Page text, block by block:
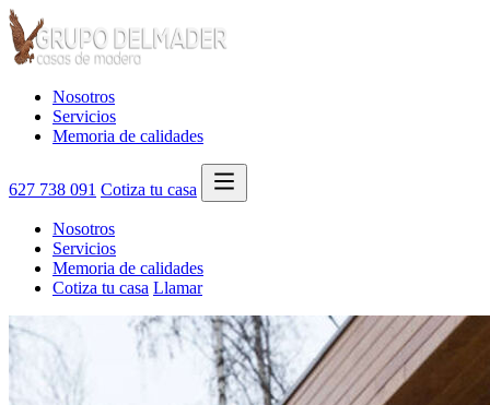
Nosotros
Servicios
Memoria de calidades
627 738 091 Cotiza tu casa
Nosotros
Servicios
Memoria de calidades
Cotiza tu casa Llamar